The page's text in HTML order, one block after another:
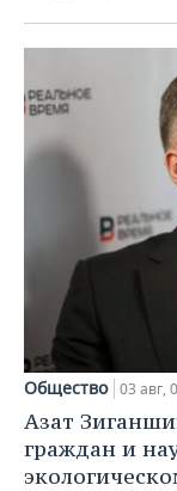
Общество 03 авг,
Азат
граждан и